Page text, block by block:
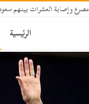
مصرع وإصابة العشرات بينهم
الرئيسية